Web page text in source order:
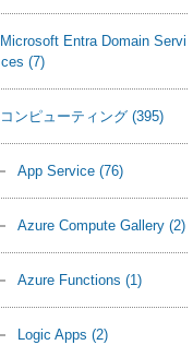
Microsoft Entra Domain Servi
ces (7)
コンピューティング (395)
App Service (76)
Azure Compute Gallery (2)
Azure Functions (1)
Logic Apps (2)